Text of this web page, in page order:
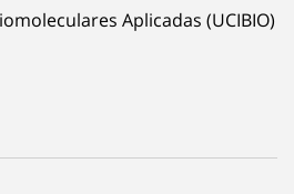
Aplicadas (UCIBIO)